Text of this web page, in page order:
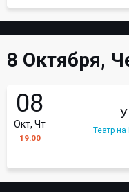
8 Октября,
08
Окт, Чт
19:00
Театр